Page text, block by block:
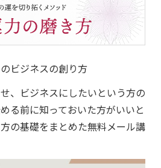
ビジネスの創り方
、ビジネスにしたいという方の
る前に知っておいた方がいいと
の基礎をまとめた無料メール講